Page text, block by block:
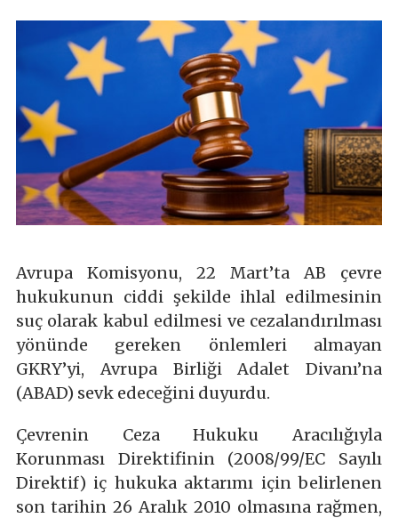
Avrupa Komisyonu, 22 Mart’ta AB çevre
hukukunun ciddi şekilde ihlal edilmesinin
suç olarak kabul edilmesi ve cezalandırılması
yönünde gereken önlemleri almayan
GKRY’yi, Avrupa Birliği Adalet Divanı’na
(ABAD) sevk edeceğini duyurdu.
Çevrenin Ceza Hukuku Aracılığıyla
Korunması Direktifinin (2008/99/EC Sayılı
Direktif) iç hukuka aktarımı için belirlenen
son tarihin 26 Aralık 2010 olmasına rağmen,